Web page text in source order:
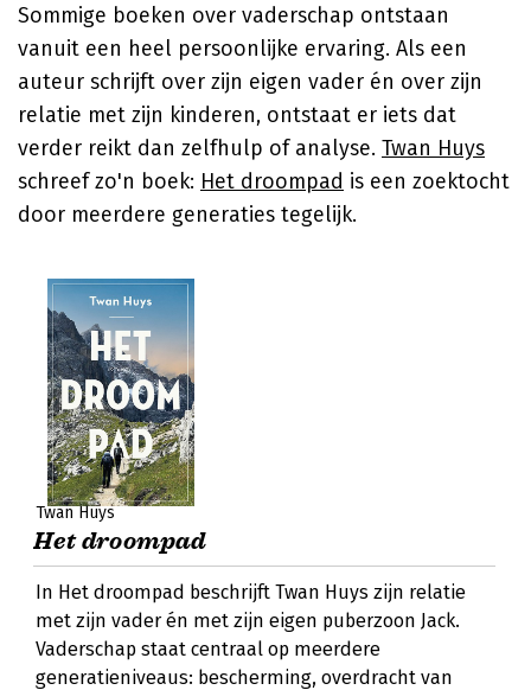
Sommige boeken over vaderschap ontstaan
vanuit een heel persoonlijke ervaring. Als een
auteur schrijft over zijn eigen vader én over zijn
relatie met zijn kinderen, ontstaat er iets dat
verder reikt dan zelfhulp of analyse. Twan Huys
schreef zo'n boek: Het droompad is een zoektocht
door meerdere generaties tegelijk.
Twan Huys
Het droompad
In Het droompad beschrijft Twan Huys zijn relatie
met zijn vader én met zijn eigen puberzoon Jack.
Vaderschap staat centraal op meerdere
generatieniveaus: bescherming, overdracht van